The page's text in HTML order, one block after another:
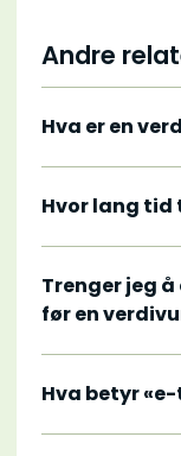
Andre
Hva er en
Hvor lang tid
Trenger jeg
før en
Hva betyr